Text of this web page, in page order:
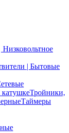
Низковольтное
| Бытовые
Тройники,
Таймеры